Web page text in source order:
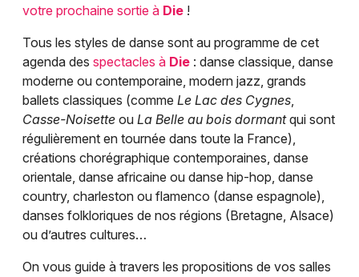
votre prochaine sortie à Die !
Tous les styles de danse sont au programme de cet
agenda des spectacles à Die : danse classique, danse
moderne ou contemporaine, modern jazz, grands
ballets classiques (comme Le Lac des Cygnes,
Casse-Noisette ou La Belle au bois dormantqui sont
régulièrement en tournée dans toute la France),
créations chorégraphique contemporaines, danse
orientale, danse africaine ou danse hip-hop, danse
country, charleston ou flamenco (danse espagnole),
danses folkloriques de nos régions (Bretagne, Alsace)
ou d’autres cultures…
On vous guide à travers les propositions de vos salles